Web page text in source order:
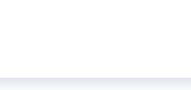
a Ganümédészről